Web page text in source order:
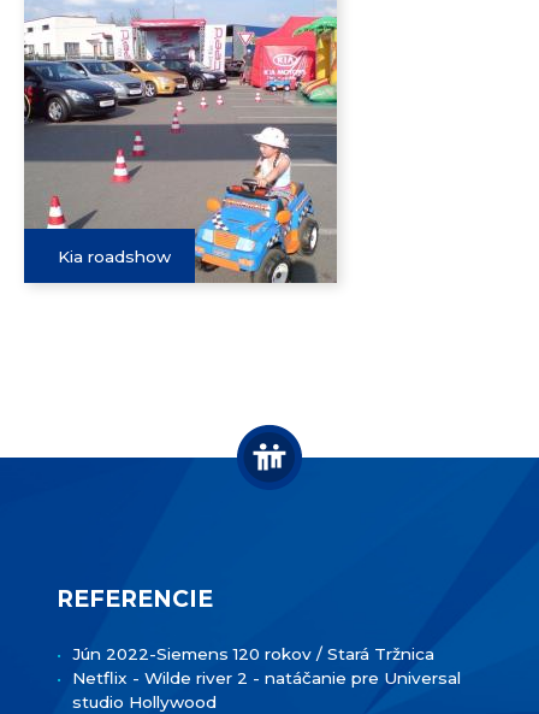
Kia roadshow
REFERENCIE
Jún 2022-Siemens 120 rokov / Stará Tržnica
Netflix - Wilde river 2 - natáčanie pre Universal
studio Hollywood